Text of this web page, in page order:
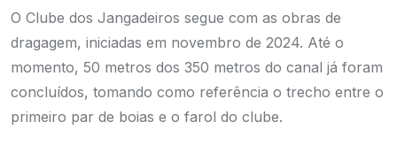
O Clube dos Jangadeiros segue com as obras de
dragagem, iniciadas em novembro de 2024. Até o
momento, 50 metros dos 350 metros do canal já foram
concluídos, tomando como referência o trecho entre o
primeiro par de boias e o farol do clube.